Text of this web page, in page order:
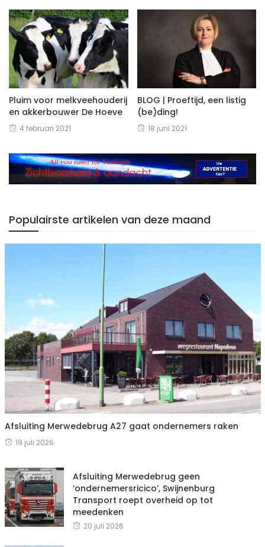
Pluim voor melkveehouderij
en akkerbouwer De Hoeve
4 februari 2021
BLOG | Proeftijd, een listig
(be)ding!
18 juni 2021
Populairste artikelen van deze maand
Afsluiting Merwedebrug A27 gaat ondernemers raken
19 juli 2026
Afsluiting Merwedebrug geen
‘ondernemersricico’, Swijnenburg
Transport roept overheid op tot
meedenken
20 juli 2026